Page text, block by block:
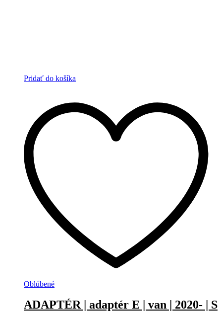
Pridať do košíka
Oblúbené
ADAPTÉR | adaptér E | van | 2020- | S